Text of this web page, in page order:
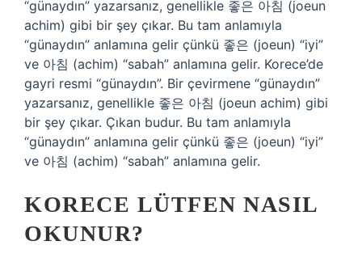
“günaydın” yazarsanız, genellikle 좋은 아침 (joeun
achim) gibi bir şey çıkar. Bu tam anlamıyla
“günaydın” anlamına gelir çünkü 좋은 (joeun) “iyi”
ve 아침 (achim) “sabah” anlamına gelir. Korece’de
gayri resmi “günaydın”. Bir çevirmene “günaydın”
yazarsanız, genellikle 좋은 아침 (joeun achim) gibi
bir şey çıkar. Çıkan budur. Bu tam anlamıyla
“günaydın” anlamına gelir çünkü 좋은 (joeun) “iyi”
ve 아침 (achim) “sabah” anlamına gelir.
KORECE LÜTFEN NASIL
OKUNUR?